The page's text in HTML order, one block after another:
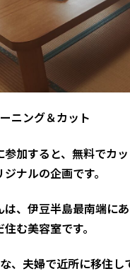
ニング＆カット
参加すると、無料でカ
ナルの企画です。
、伊豆半島最南端に
む美容室です。
、夫婦で近所に移住